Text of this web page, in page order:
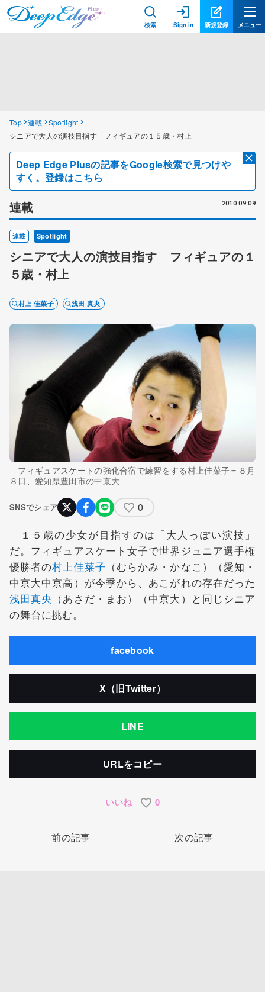
検索 Sign in 新規登録 メニュー
Top 連載
Spotlight
シニアで大人の演技目指す フィギュアの１５歳・村上
Deep Edge Plusの記事をGoogle検索で見つけや
すく。登録はこちら
連載 2010.09.09
連載 Spotlight
シニアで大人の演技目指す フィギュアの１
５歳・村上
村上 佳菜子 浅田 真央
フィギュアスケートの強化合宿で練習をする村上佳菜子＝８月
８日、愛知県豊田市の中京大
SNSでシェア 0
１５歳の少女が目指すのは「大人っぽい演技」
だ。フィギュアスケート女子で世界ジュニア選手権
優勝者の村上佳菜子 （むらかみ・かなこ）（愛知・
中京大中京高）が今季から、あこがれの存在だった
浅田真央 （あさだ・まお）（中京大）と同じシニア
の舞台に挑む。
facebook
X（旧Twitter）
LINE
URLをコピー
いいね 0
前の記事 次の記事